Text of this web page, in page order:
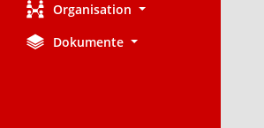
Organisation
Dokumente